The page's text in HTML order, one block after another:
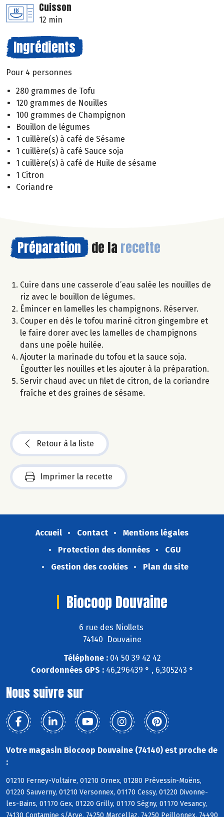
Cuisson
12 min
Ingrédients
Pour 4 personnes
280 grammes de Tofu
120 grammes de Nouilles
100 grammes de Champignon
Bouillon de légumes
1 cuillère(s) à café de Sésame
1 cuillère(s) à café Sauce soja
1 cuillère(s) à café de Huile de sésame
1 Citron
Coriandre
Préparation de la recette
Cuire dans une casserole d’eau salée les nouilles de
riz avec le bouillon de légumes.
Émincer en lamelles les champignons. Réserver.
Couper en dés le tofou mariné citron gingembre et
le faire dorer avec les lamelles de champignons
dans une poêle huilée.
Ajouter la marinade du tofou et la sauce soja.
Égoutter les nouilles et les ajouter à la préparation.
Servir chaud avec un filet de citron, de la coriandre
fraîche et des graines de sésame.
Retour à la liste
Imprimer la recette
Accueil Contact
Mentions légales
Protection des données
CGU
Gestion des cookies
Plan du site
Biocoop Douvaine
6 rue des Niollets
74140 Douvaine
Téléphone :04 50 39 42 42
Coordonnées GPS :46,296439 ° , 6,305243 °
Nous suivre sur
Votre magasin Biocoop Douvaine (74140) est proche de
:
01210 Ferney-Voltaire, 01210 Ornex, 01280 Prévessin-Moëns,
01220 Sauverny, 01210 Versonnex, 01170 Cessy, 01220 Divonne-
les-Bains, 01170 Gex, 01220 Grilly, 01170 Ségny, 01170 Vesancy,
74130 Contamine s/Arve, 74250 Marcellaz, 74250 Peillonnex, 74490